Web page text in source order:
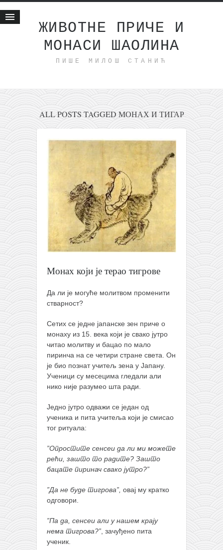
ЖИВОТНЕ ПРИЧЕ И
МОНАСИ ШАОЛИНА
ПИШЕ МИЛОШ СТАНИЋ
Животне приче
интернет пословање
исхраном до здравља
мој хаику
моменти и места
бонус садржај
светлопис
законоправило
духовни отац
православље
забрањена историја
породичне приче
прота Воја
уместо твитера
календар српски
азбуки и књиге
Окинава карате
најновије на блогу
моје белешке
историја каратеа
бубиши
карате
кихон
наиханчи
кушанку
пасаи
темашивари
кобудо
ALL POSTS TAGGED МОНАХ И ТИГАР
Монах који је терао тигрове
Да ли је могуће молитвом променити
стварност?
Сетих се једне јапанске зен приче о
монаху из 15. века који је свако јутро
читао молитву и бацао по мало
пиринча на се четири стране света. Он
је био познат учитељ зена у Јапану.
Ученици су месецима гледали али
нико није разумео шта ради.
Једно јутро одважи се један од
ученика и пита учитеља који је смисао
тог ритуала:
”Опростите сенсеи да ли ми можете
рећи, зашто то радите? Зашто
бацате пиринач свако јутро?”
”Да не буде тигрова”, овај му кратко
одговори.
”Па да, сенсеи али у нашем крају
нема тигрова?” , зачуђено пита
ученик.